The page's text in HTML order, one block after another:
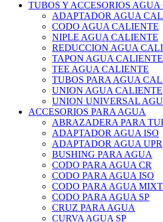
TUBOS Y ACCESORIOS
ADAPTADOR AGUA
CODO AGUA CALIENTE
NIPLE AGUA CALIENTE
REDUCCION AGUA
TAPON AGUA CALIENTE
TEE AGUA CALIENTE
TUBOS PARA AGUA
UNION AGUA CALIENTE
UNION UNIVERSAL
ACCESORIOS PARA AGUA
ABRAZADERA PARA
ADAPTADOR AGUA ISO
ADAPTADOR AGUA UPR
BUSHING PARA AGUA
CODO PARA AGUA CR
CODO PARA AGUA ISO
CODO PARA AGUA
CODO PARA AGUA SP
CRUZ PARA AGUA
CURVA AGUA SP